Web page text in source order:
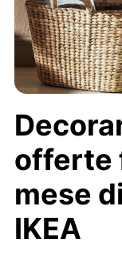
offerte
mese
IKEA